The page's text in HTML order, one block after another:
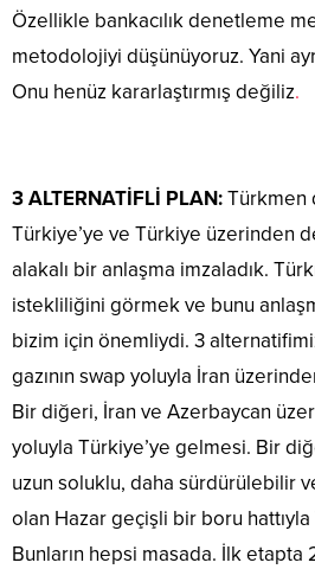
Özellikle bankacılık denetleme
metodolojiyi düşünüyoruz. Yani
Onu henüz kararlaştırmış değiliz.
3 ALTERNATİFLİ PLAN:Türkmen
Türkiye’ye ve Türkiye üzerinden
alakalı bir anlaşma imzaladık.
istekliliğini görmek ve bunu
bizim için önemliydi. 3
gazının swap yoluyla İran
Bir diğeri, İran ve Azerbaycan
yoluyla Türkiye’ye gelmesi. Bir
uzun soluklu, daha sürdürülebilir
olan Hazar geçişli bir boru
Bunların hepsi masada. İlk